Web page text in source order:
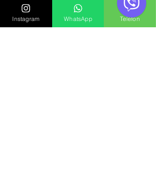
Henüz Değerlendirme Yok
Fikirlerinizi paylaşın. İlk
Instagram WhatsApp Telefon